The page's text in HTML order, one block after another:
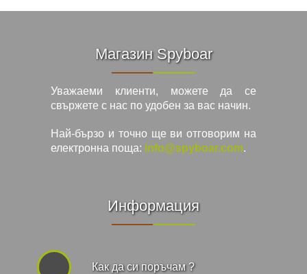
Магазин Spyboar
Уважаеми клиенти, можете да се
свържете с нас по удобен за вас начин.
Най-бързо и точно ще ви отговорим на
електронна поща: info@spyboar.com.
Информация
Как да си поръчам ?